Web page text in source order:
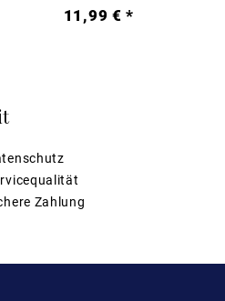
11,99 € *
Zahlung